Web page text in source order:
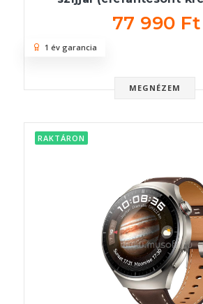
77 990 Ft
MEGNÉZEM
1 év garancia
RAKTÁRON